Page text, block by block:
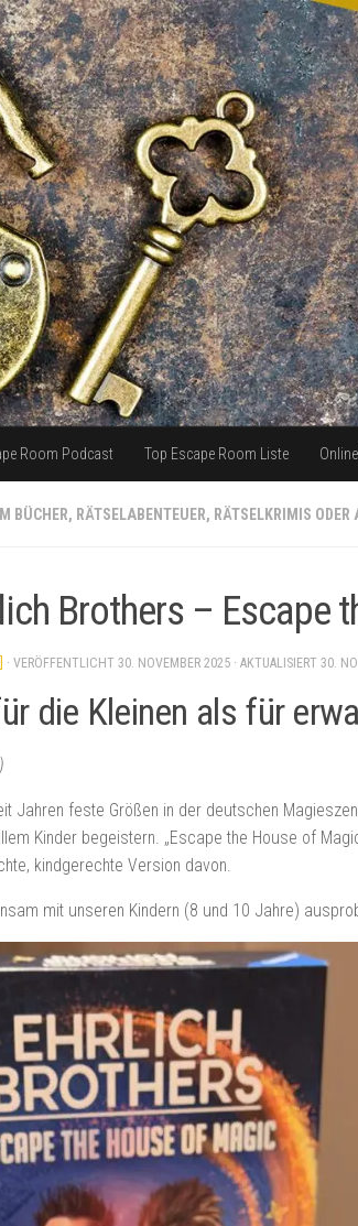
Room Podcast Top Escape Room Liste
BÜCHER, RÄTSELABENTEUER, RÄTSELKRIMIS ODER
Brothers – Escape
· VERÖFFENTLICHT 30. NOVEMBER 2025 · AKTUALISIERT 30.
die Kleinen als für
Jahren feste Größen in der deutschen
Kinder begeistern. „Escape the House of
kindgerechte Version davon.
mit unseren Kindern (8 und 10 Jahre)